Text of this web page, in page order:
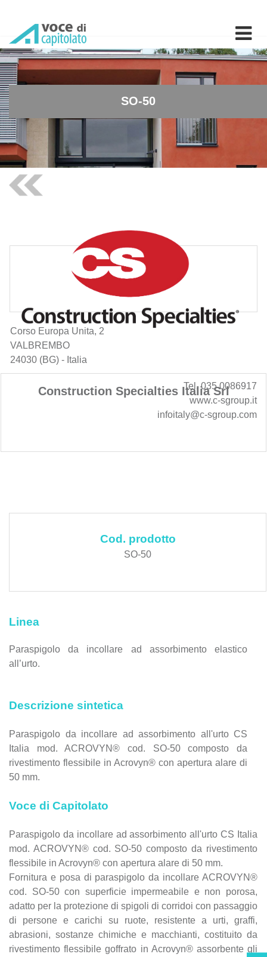
SO-50
Construction Specialties Italia Srl
Corso Europa Unita, 2
VALBREMBO
24030 (BG) - Italia
Tel. 035 0086917
www.c-sgroup.it
infoitaly@c-sgroup.com
Cod. prodotto
SO-50
Linea
Paraspigolo da incollare ad assorbimento elastico
all’urto.
Descrizione sintetica
Paraspigolo da incollare ad assorbimento all'urto CS
Italia mod. ACROVYN® cod. SO-50 composto da
rivestimento flessibile in Acrovyn® con apertura alare di
50 mm.
Voce di Capitolato
Paraspigolo da incollare ad assorbimento all'urto CS Italia
mod. ACROVYN® cod. SO-50 composto da rivestimento
flessibile in Acrovyn® con apertura alare di 50 mm.
Fornitura e posa di paraspigolo da incollare ACROVYN®
cod. SO-50 con superficie impermeabile e non porosa,
adatto per la protezione di spigoli di corridoi con passaggio
di persone e carichi su ruote, resistente a urti, graffi,
abrasioni, sostanze chimiche e macchianti, costituito da
rivestimento flessibile goffrato in Acrovyn® assorbente gli